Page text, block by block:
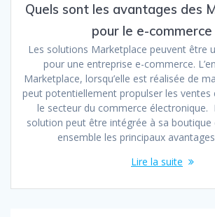
Quels sont les avantages des
pour le e-commerce
Les solutions Marketplace peuvent être
pour une entreprise e-commerce.
Marketplace, lorsqu’elle est réalisée de
peut potentiellement propulser les ventes
le secteur du commerce électronique.
solution peut être intégrée à sa boutique
ensemble les principaux
Lire la suite